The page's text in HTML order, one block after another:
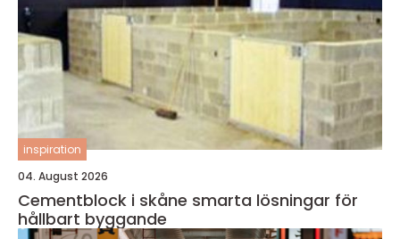
inspiration
04. August 2026
Cementblock i skåne smarta lösningar för
hållbart byggande